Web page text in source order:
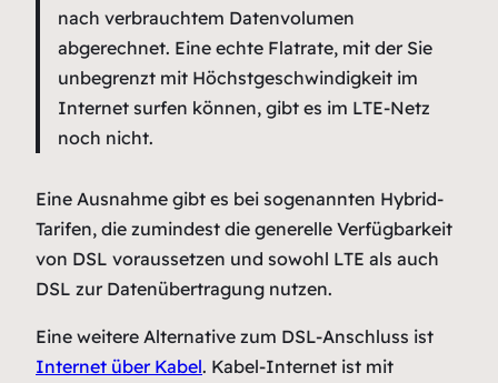
nach verbrauchtem Datenvolumen
abgerechnet. Eine echte Flatrate, mit der Sie
unbegrenzt mit Höchstgeschwindigkeit im
Internet surfen können, gibt es im LTE-Netz
noch nicht.
Eine Ausnahme gibt es bei sogenannten Hybrid-
Tarifen, die zumindest die generelle Verfügbarkeit
von DSL voraussetzen und sowohl LTE als auch
DSL zur Datenübertragung nutzen.
Eine weitere Alternative zum DSL-Anschluss ist
Internet über Kabel. Kabel-Internet ist mit